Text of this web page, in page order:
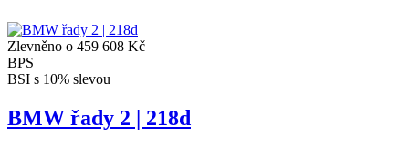
Zlevněno o 459 608 Kč
BPS
BSI s 10% slevou
BMW řady 2 | 218d